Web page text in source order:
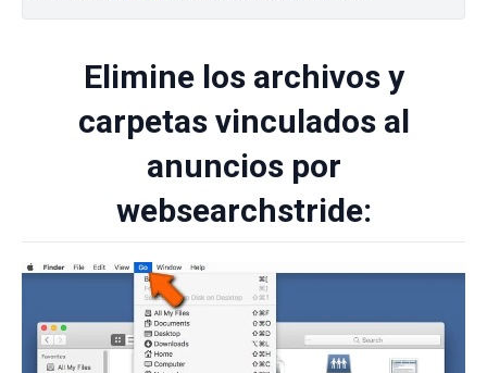
Elimine los archivos y
carpetas vinculados al
anuncios por
websearchstride: